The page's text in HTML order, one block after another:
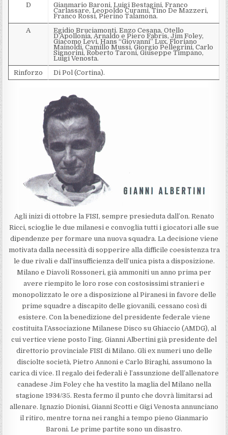
D
Gianmario Baroni, Luigi Bestagini, Franco
Carlassare, Leopoldo Curami, Tino De Mazzeri,
Franco Rossi, Pierino Talamona.
A
Egidio Bruciamonti. Enzo Cesana, Otello
D’Apollonia, Arnaldo e Piero Fabris, Jim Foley,
Giacomo Levi, Hans “Giovanni” Lux, Floriano
Mainoldi, Camillo Mussi, Giorgio Pellegrini, Carlo
Signorini, Roberto Taroni, Giuseppe Timpano,
Luigi Venosta.
Rinforzo
Di Pol (Cortina).
Agli inizi di ottobre la FISI, sempre presieduta dall’on. Renato
Ricci, scioglie le due milanesi e convoglia tutti i giocatori alle sue
dipendenze per formare una nuova squadra. La decisione viene
motivata dalla necessità di sopperire alla difficile coesistenza tra
le due rivali e dall’insufficienza dell’unica pista a disposizione.
Milano e Diavoli Rossoneri, già ammoniti un anno prima per
avere riempito le loro rose con costosissimi stranieri e
monopolizzato le ore a disposizione al Piranesi in favore delle
prime squadre a discapito delle giovanili, cessano così di
esistere. Con la benedizione del presidente federale viene
costituita l’Associazione Milanese Disco su Ghiaccio (AMDG), al
cui vertice viene posto l’ing. Gianni Albertini già presidente del
direttorio provinciale FISI di Milano. Gli ex numeri uno delle
disciolte società, Pietro Annoni e Carlo Biraghi, assumono la
carica di vice. Il regalo dei federali è l’assunzione dell’allenatore
canadese Jim Foley che ha vestito la maglia del Milano nella
stagione 1934/35. Resta fermo il punto che dovrà limitarsi ad
allenare. Ignazio Dionisi, Gianni Scotti e Gigi Venosta annunciano
il ritiro, mentre torna nei ranghi a tempo pieno Gianmario
Baroni. Le prime partite sono un disastro.